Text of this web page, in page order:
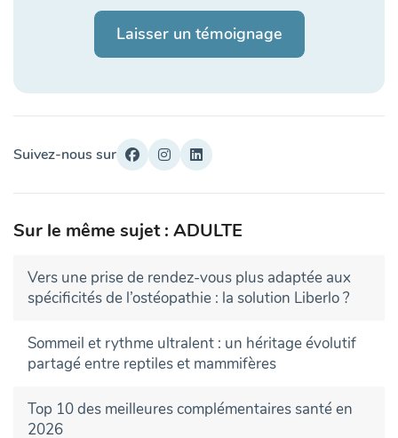
Laisser un témoignage
Suivez-nous sur
Sur le même sujet : ADULTE
Vers une prise de rendez-vous plus adaptée aux
spécificités de l’ostéopathie : la solution Liberlo ?
Sommeil et rythme ultralent : un héritage évolutif
partagé entre reptiles et mammifères
Top 10 des meilleures complémentaires santé en
2026